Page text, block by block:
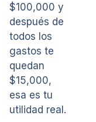
$100,000 y
después de
todos los
gastos te
quedan
$15,000,
esa es tu
utilidad real.